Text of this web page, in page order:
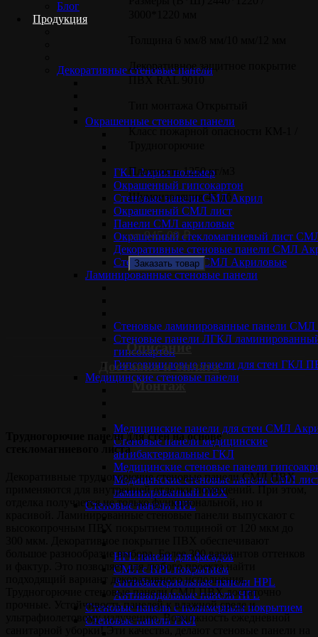
Блог
Продукция
Декоративные стеновые панели
Окрашенные стеновые панели
ГКЛ Акрил полимер
Окрашенный гипсокартон
Стеновые панели СМЛ Акрил
Окрашенный СМЛ лист
Панели СМЛ акриловые
Окрашенный стекломагниевый лист
Декоративные стеновые панели СМЛ
Стеновые панели СМЛ Акриловые
Ламинированные стеновые панели
Стеновые ламинированные панели
Стеновые панели ЛГКЛ
гипсокартон
Гипсовиниловые панели для стен ГКЛ
Медицинские стеновые панели
Медицинские панели для стен СМЛ
Стеновые панели медицинские
антибактериальные ГКЛ
Медицинские стеновые панели
Медицинские стеновые панели СМЛ
ламинированный ПВХ
Стеновые панели НPL
HPL панели для фасадов
СМЛ с HPL покрытием
Антибактериальные панели HPL
Антивандальные панели HPL
Cтеновые панели с полимерным покрытием
Стеновые панели ГКЛ
Декоративное защитное покрытие
Плотность 1250 кг/м3
Шумоизоляция 45 дб
от945.00₽
Заказать товар
Описание
Доставка и оплата
Монтаж
Трудногорючие панели для стен на основе
стекломагниевого листа
Декоративные трудногорючие стеновые панели СМЛ ПВХ
применяются для внутренней отделки помещений. При этом,
отделка получается не только функциональной, но и
большое разнообразие выбора. Более 300 вариантов оттенков
и фактур. Это позволяет для любого проекта найти
подходящий вариант декоративного исполнения.
Трудногорючие стеновые панели СМЛ ПВХ достаточно
прочные. Устойчивость панелей к влажной среде и
ультрафиолетовому излучению. Возможность ежедневной